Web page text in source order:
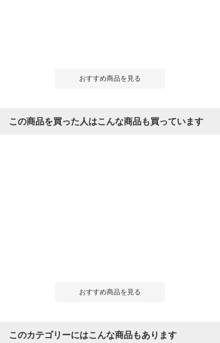
おすすめ商品を見る
この商品を買った人はこんな商品も買っています
おすすめ商品を見る
このカテゴリーにはこんな商品もあります